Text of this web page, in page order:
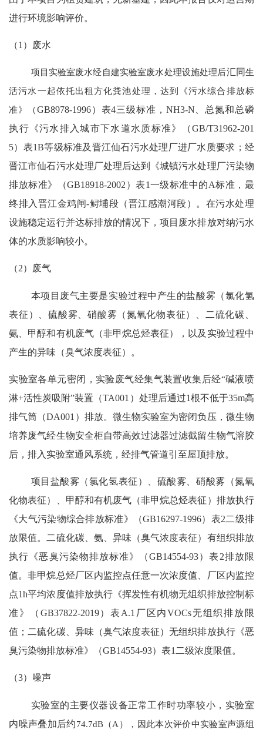
进行环境影响评价。
（1）废水
项目实验室废水经自建实验室废水处理设施处理后汇同生
活污水一起依托出租方化粪池处理，达到《污水综合排放标
准》（GB8978-1996）表4三级标准，NH3-N、总氮和总磷
执行《污水排入城市下水道水质标准》（GB/T31962-201
5）表1B等级标准及晋江仙石污水处理厂进厂水质要求；经
晋江市仙石污水处理厂处理后达到《城镇污水处理厂污染物
排放标准》（GB18918-2002）表1一级标准中的A标准，最
终排入晋江金鸡闸-鲟埔段（晋江感潮河段）。在污水处理
设施稳定运行并达标排放的情况下，项目废水排放对纳污水
体的水质影响较小。
（2）废气
本项目废气主要是实验过程中产生的盐酸雾（氯化氢
表征）、硫酸雾、硝酸雾（氮氧化物表征）、二硫化碳、
氨、甲醇和有机废气（非甲烷总烃表征），以及实验过程中
产生的异味（臭气浓度表征）。
实验室各单元密闭，实验废气经集气装置收集后经“碱液喷
淋+活性炭吸附”装置（TA001）处理后通过1根不低于35m高
排气筒（DA001）排放。微生物实验室为密闭负压，微生物
培养废气经生物安全柜自带高效过滤器过滤截留生物气溶胶
后，排入实验室通风系统，经排气管道引至屋顶排放。
项目盐酸雾（氯化氢表征）、硫酸雾、硝酸雾（氮氧
化物表征）、甲醇和有机废气（非甲烷总烃表征）排放执行
《大气污染物综合排放标准》（GB16297-1996）表2二级排
放限值。二硫化碳、氨、异味（臭气浓度表征）有组织排放
执行《恶臭污染物排放标准》（GB14554-93）表2排放限
值。非甲烷总烃厂区内监控点任意一次浓度值、厂区内监控
点1h平均浓度值排放执行《挥发性有机物无组织排放控制标
准》（GB37822-2019）表A.1厂区内VOCs无组织排放限
值；二硫化碳、异味（臭气浓度表征）无组织排放执行《恶
臭污染物排放标准》（GB14554-93）表1二级浓度限值。
（3）噪声
实验室的主要仪器设备正常工作时功率较小，实验室
内噪声叠加后约74.7dB（A），因此本次评价中实验室声源组